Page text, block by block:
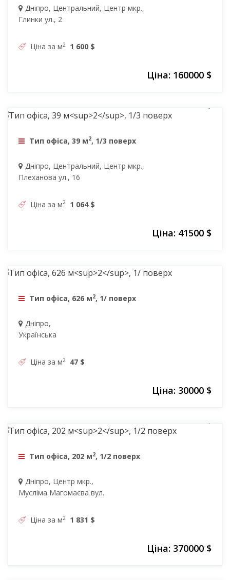
Ціна: 160000 $
Дніпро, Центральний, Центр мкр.,
Глинки ул., 2
Ціна за м2 1 600 $
Ціна: 41500 $
Тип офіса, 39 м2, 1/3 поверх
Дніпро, Центральний, Центр мкр.,
Плеханова ул., 16
Ціна за м2 1 064 $
Ціна: 30000 $
Тип офіса, 626 м2, 1/ поверх
Дніпро,
Українська
Ціна за м2 47 $
Ціна: 370000 $
Тип офіса, 202 м2, 1/2 поверх
Дніпро, Центр мкр.,
Мусліма Магомаєва вул.
Ціна за м2 1 831 $